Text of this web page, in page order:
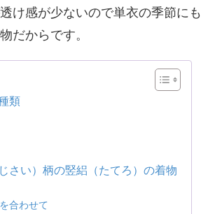
け感が少ないので単衣の季節にも
だからです。
類
さい）柄の竪絽（たてろ）の着物
合わせて